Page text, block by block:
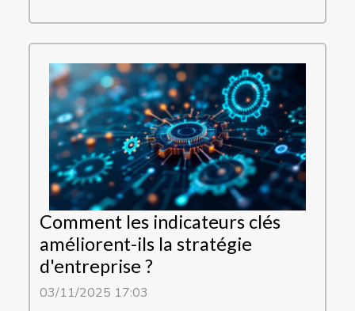
Comment les indicateurs clés
améliorent-ils la stratégie
d'entreprise ?
03/11/2025 17:03